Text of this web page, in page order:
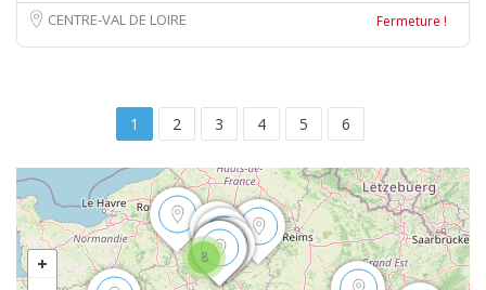
CENTRE-VAL DE LOIRE Fermeture !
1 2 3 4 5 6
8